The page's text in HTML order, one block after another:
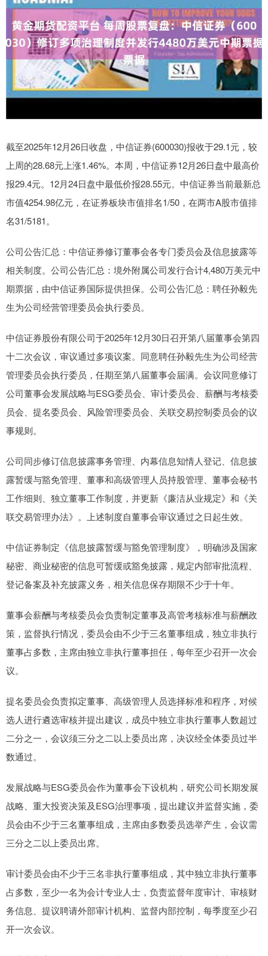
截至2025年12月26日收盘，中信证券(600030)报收于29.1元，较
上周的28.68元上涨1.46%。本周，中信证券12月26日盘中最高价
报29.4元。12月24日盘中最低价报28.55元。中信证券当前最新总
市值4254.98亿元，在证券板块市值排名1/50，在两市A股市值排
名31/5181。
公司公告汇总：中信证券修订董事会各专门委员会及信息披露等
相关制度。公司公告汇总：境外附属公司发行合计4,480万美元中
期票据，由中信证券国际提供担保。公司公告汇总：聘任孙毅先
生为公司经营管理委员会执行委员。
中信证券股份有限公司于2025年12月30日召开第八届董事会第四
十二次会议，审议通过多项议案。同意聘任孙毅先生为公司经营
管理委员会执行委员，任期至第八届董事会届满。会议同意修订
公司董事会发展战略与ESG委员会、审计委员会、薪酬与考核委
员会、提名委员会、风险管理委员会、关联交易控制委员会的议
事规则。
公司同步修订信息披露事务管理、内幕信息知情人登记、信息披
露暂缓与豁免管理、董事和高级管理人员持股管理、董事会秘书
工作细则、独立董事工作制度，并更新《廉洁从业规定》和《关
联交易管理办法》。上述制度自董事会审议通过之日起生效。
中信证券制定《信息披露暂缓与豁免管理制度》，明确涉及国家
秘密、商业秘密的信息可暂缓或豁免披露，规定内部审批流程、
登记备案及补充披露义务，相关信息保存期限不少于十年。
董事会薪酬与考核委员会负责制定董事及高管考核标准与薪酬政
策，监督执行情况，委员会由不少于三名董事组成，独立非执行
董事占多数，主席由独立非执行董事担任，每年至少召开一次会
议。
提名委员会负责拟定董事、高级管理人员选择标准和程序，对候
选人进行遴选审核并提出建议，成员中独立非执行董事人数超过
二分之一，会议须三分之二以上委员出席，决议经全体委员过半
数通过。
发展战略与ESG委员会作为董事会下设机构，研究公司长期发展
战略、重大投资决策及ESG治理事项，提出建议并监督实施，委
员会由不少于三名董事组成，主席由多数委员选举产生，会议需
三分之二以上委员出席。
审计委员会由不少于三名非执行董事组成，其中独立非执行董事
占多数，至少一名为会计专业人士，负责监督年度审计、审核财
务信息、提议聘请外部审计机构、监督内部控制，每季度至少召
开一次会议。